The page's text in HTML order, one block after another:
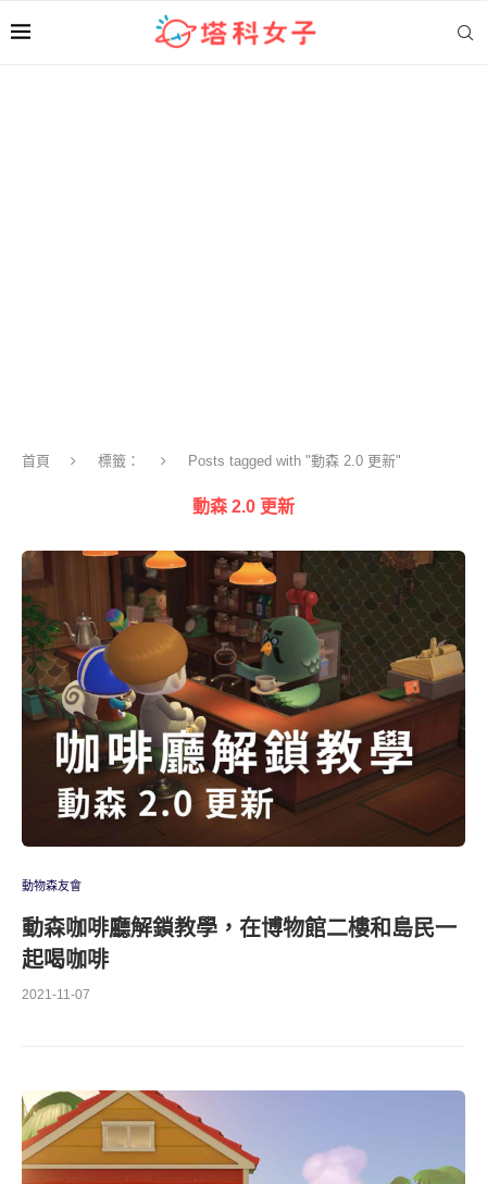
首頁 標籤： Posts tagged with "動森 2.0 更新"
動森 2.0 更新
動物森友會
動森咖啡廳解鎖教學，在博物館二樓和島民一
起喝咖啡
2021-11-07